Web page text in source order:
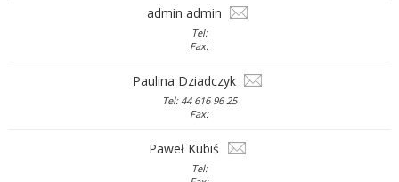
admin admin
Tel:
Fax:
Paulina Dziadczyk
Tel: 44 616 96 25
Fax:
Paweł Kubiś
Tel: